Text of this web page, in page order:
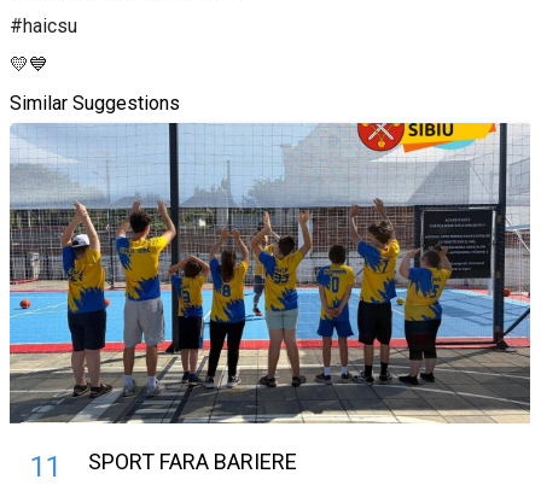
#haicsu
💛💙
Similar Suggestions
11 SPORT FARA BARIERE